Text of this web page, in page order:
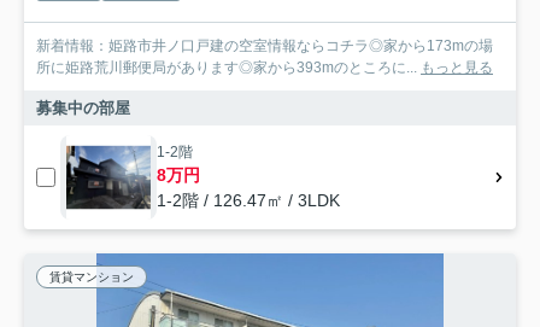
新着情報：姫路市井ノ口戸建の空室情報ならコチラ◎家から173mの場
所に姫路荒川郵便局があります◎家から393mのところに... もっと見る
募集中の部屋
1-2階
8万円
1-2階 / 126.47㎡ / 3LDK
賃貸マンション